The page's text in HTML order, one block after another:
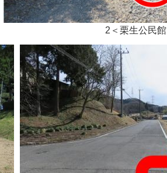
2＜栗生公民館